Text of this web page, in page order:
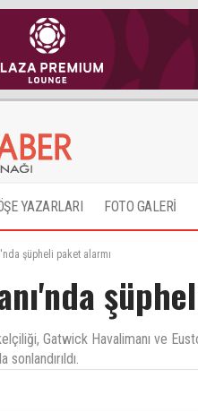
YAZARLARI FOTO GALERİ
şüpheli paket alarmı
Gatwick Havalimanı ve